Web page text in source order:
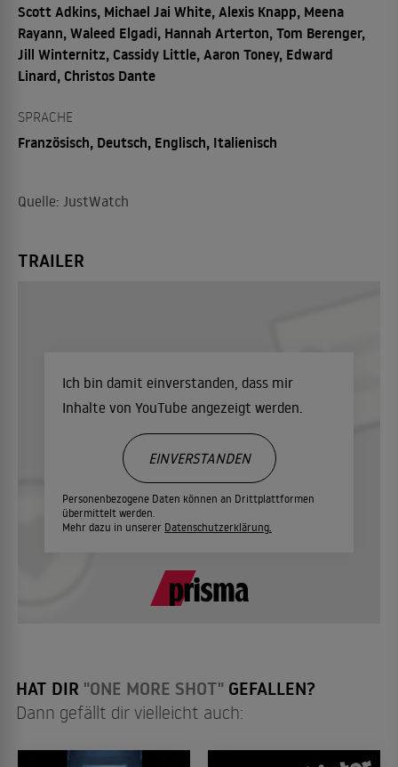
Scott Adkins, Michael Jai White, Alexis Knapp, Meena
Rayann, Waleed Elgadi, Hannah Arterton, Tom Berenger,
Jill Winternitz, Cassidy Little, Aaron Toney, Edward
Linard, Christos Dante
SPRACHE
Französisch, Deutsch, Englisch, Italienisch
Quelle: JustWatch
TRAILER
Ich bin damit einverstanden, dass mir
Inhalte von YouTube angezeigt werden.
Personenbezogene Daten können an Drittplattformen
übermittelt werden.
Mehr dazu in unserer Datenschutzerklärung.
EINVERSTANDEN
HAT DIR "ONE MORE SHOT" GEFALLEN?
Dann gefällt dir vielleicht auch: